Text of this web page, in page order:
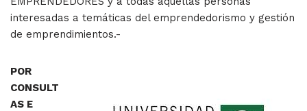
interesadas a temáticas del emprendedorismo y gestión
de emprendimientos.-
POR
CONSULT
AS E